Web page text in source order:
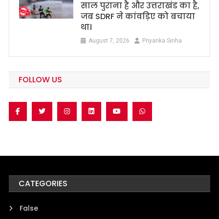
साल पुराना है और उत्तराखंड का है,
जब SDRF ने कांवड़िए को बचाया
था।
August 7, 2026 Priyanka Sinha
FOLLOW US
CATEGORIES
False